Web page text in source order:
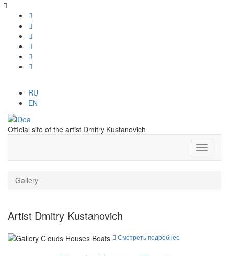
RU
EN
Official site of the artist Dmitry Kustanovich
Gallery
Artist Dmitry Kustanovich
Смотреть подробнее